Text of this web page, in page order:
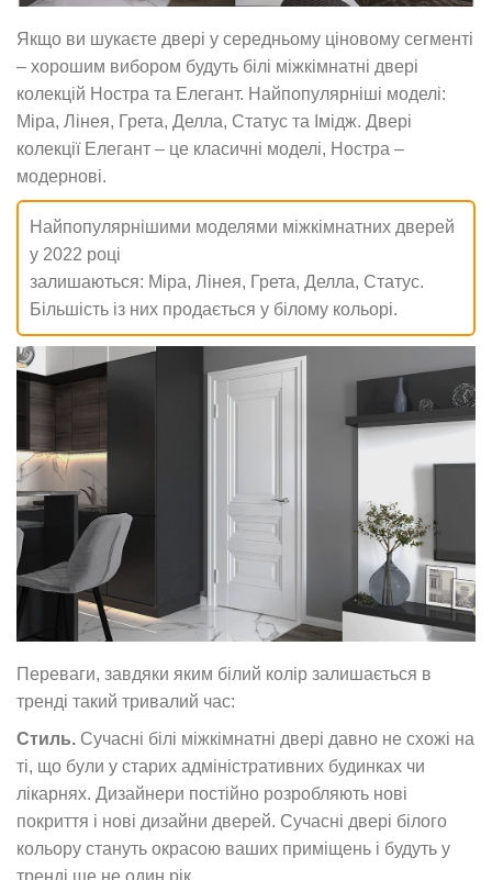
Якщо ви шукаєте двері у середньому ціновому сегменті
– хорошим вибором будуть білі міжкімнатні двері
колекцій Ностра та Елегант. Найпопулярніші моделі:
Міра, Лінея, Грета, Делла, Статус та Імідж. Двері
колекції Елегант – це класичні моделі, Ностра –
модернові.
Найпопулярнішими моделями міжкімнатних дверей
у 2022 році
залишаються: Міра, Лінея, Грета, Делла, Статус.
Більшість із них продається у білому кольорі.
Переваги, завдяки яким білий колір залишається в
тренді такий тривалий час:
Стиль. Сучасні білі міжкімнатні двері давно не схожі на
ті, що були у старих адміністративних будинках чи
лікарнях. Дизайнери постійно розробляють нові
покриття і нові дизайни дверей. Сучасні двері білого
кольору стануть окрасою ваших приміщень і будуть у
тренді ще не один рік.